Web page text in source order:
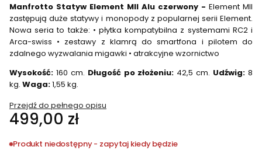
Manfrotto Statyw Element MII Alu czerwony - Element MII
zastępują duże statywy i monopody z popularnej serii Element.
Nowa seria to także: • płytka kompatybilna z systemami RC2 i
Arca-swiss • zestawy z klamrą do smartfona i pilotem do
zdalnego wyzwalania migawki • atrakcyjne wzornictwo
Wysokość: 160 cm. Długość po złożeniu: 42,5 cm. Udźwig: 8
kg. Waga:1,55 kg.
Przejdź do pełnego opisu
Cena
499,00 zł
Produkt niedostępny - zapytaj kiedy będzie